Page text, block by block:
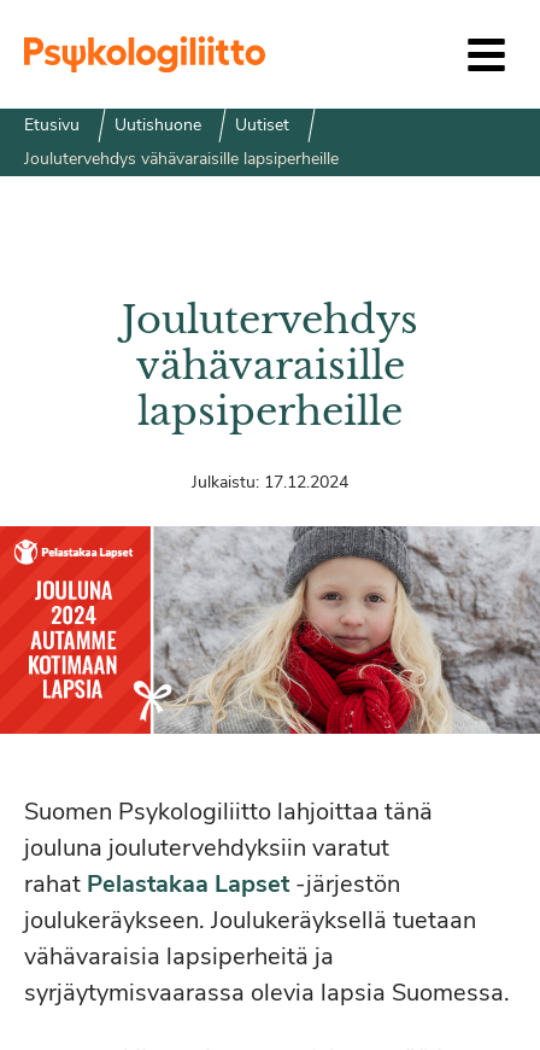
Etusivu Uutishuone
Uutiset
Joulutervehdys vähävaraisille lapsiperheille
Joulutervehdys
vähävaraisille
lapsiperheille
Julkaistu: 17.12.2024
Suomen Psykologiliitto lahjoittaa tänä
jouluna joulutervehdyksiin varatut
rahat Pelastakaa Lapset-järjestön
joulukeräykseen. Joulukeräyksellä tuetaan
vähävaraisia lapsiperheitä ja
syrjäytymisvaarassa olevia lapsia Suomessa.